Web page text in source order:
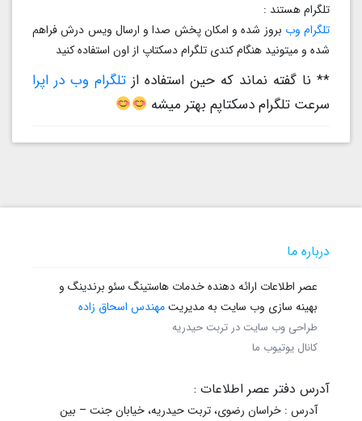
تلگرام هستند :
تلگرام وببروز شده و امکان پخش صدا و ارسال ویس درش فراهم
شده و میتونید هنگام کندی تلگرام دسکتاپ از اون استفاده کنید
** نا گفته نماند که حین استفاده از تلگرام وب در اپرا
سرعت تلگرام دسکتاپم بهتر میشه
درباره ما
عصر اطلاعات ارائه دهنده خدمات هاستینگ سئو برندینگ و
بهینه سازی وب سایت به مدیریتمهندس اسحاق زاده
طراحی وب سایت در تربت حیدریه
کانال یوتیوب ما
آدرس دفتر عصر اطلاعات :
آدرس : خراسان رضوی، تربت حیدریه، خیابان جنت – بین